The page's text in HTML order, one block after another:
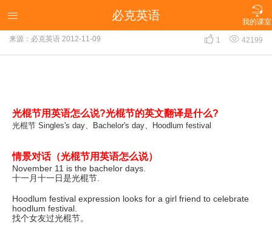

我的课室
 必克英语
光棍节用英语怎么说？
来源：必克英语 2012-11-09  1  42199
光棍节用英语怎么说?光棍节的英文翻译是什么?
光棍节 Singles's day、Bachelor's day、Hoodlum festival
情景对话（光棍节用英语怎么说）
November 11 is the bachelor days.
十一月十一日是光棍节.
Hoodlum festival expression looks for a girl friend to celebrate
hoodlum festival.
找个女友过光棍节。